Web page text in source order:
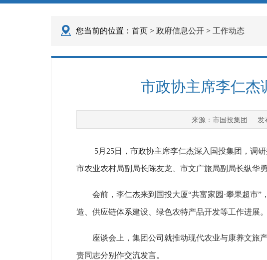
您当前的位置： 首页 > 政府信息公开 > 工作动态
市政协主席李仁杰
来源： 市国投集团 发
5月25日，市政协主席李仁杰深入国投集团，调
市农业农村局副局长陈友龙、市文广旅局副局长纵华
会前，李仁杰来到国投大厦“共富家园·攀果超市”
造、供应链体系建设、绿色农特产品开发等工作进展。
座谈会上，集团公司就推动现代农业与康养文旅产
责同志分别作交流发言。